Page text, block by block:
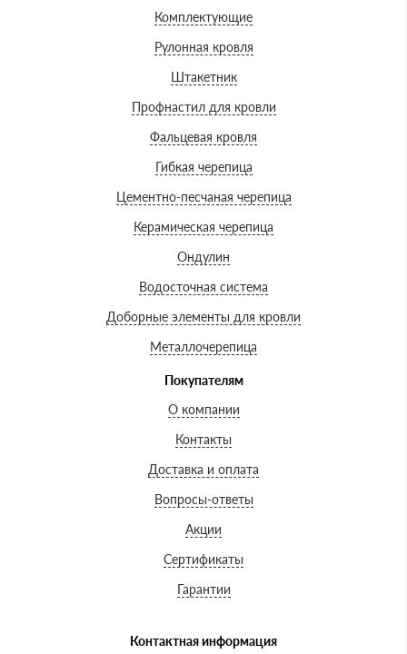
Комплектующие
Рулонная кровля
Штакетник
Профнастил для кровли
Фальцевая кровля
Гибкая черепица
Цементно-песчаная черепица
Керамическая черепица
Ондулин
Водосточная система
Доборные элементы для кровли
Металлочерепица
Покупателям
О компании
Контакты
Доставка и оплата
Вопросы-ответы
Акции
Сертификаты
Гарантии
Контактная информация